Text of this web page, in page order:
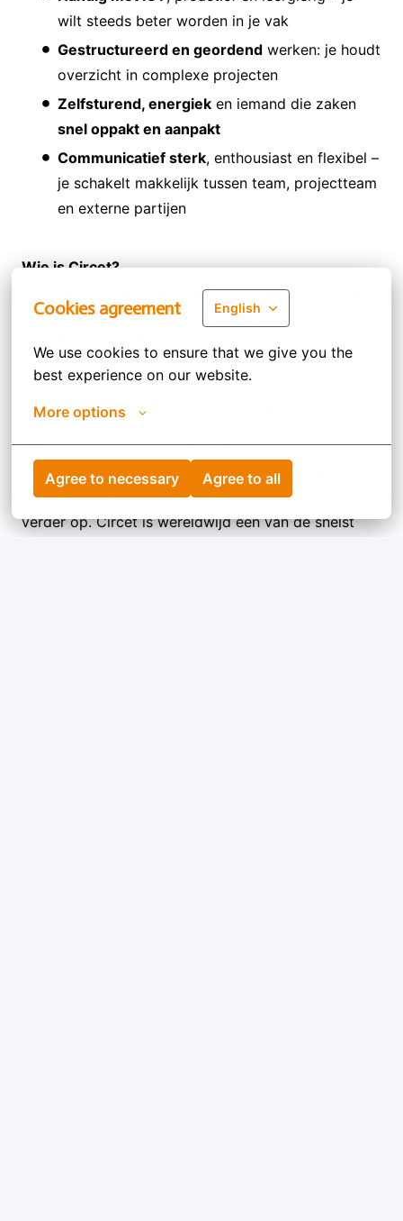
Cookies agreement English
We use cookies to ensure that we give you the
best experience on our website.
More options
Agree to necessary Agree to all
wilt steeds beter worden in je vak
Gestructureerd en geordend werken: je houdt
overzicht in complexe projecten
Zelfsturend, energiek en iemand die zaken
snel oppakt en aanpakt
Communicatief sterk, enthousiast en flexibel –
je schakelt makkelijk tussen team, projectteam
en externe partijen
Wie is Circet?
Facetimen met je familie, razendsnel internetten, je
elektrische auto opladen of een avondje Netflix: het
Wij leggen supersnelle glasvezelnetwerken aan,
zetten mobiele netwerken om naar 5G, installeren
digitale meters en laadpalen en upgraden het
infrastructuur van de toekomst.
Ambitie en enthousiasme vinden wij belangrijker dan
ervaring — via onze Circet Academy leiden we je
verder op. Circet is wereldwijd een van de snelst